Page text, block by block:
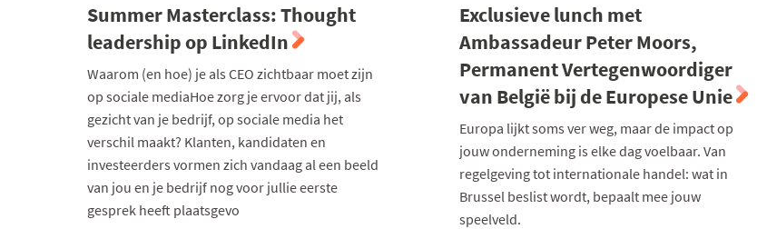
Summer Masterclass: Thought
leadership op LinkedIn
Waarom (en hoe) je als CEO zichtbaar moet zijn
op sociale mediaHoe zorg je ervoor dat jij, als
gezicht van je bedrijf, op sociale media het
verschil maakt? Klanten, kandidaten en
investeerders vormen zich vandaag al een beeld
van jou en je bedrijf nog voor jullie eerste
gesprek heeft plaatsgevo
Exclusieve lunch met
Ambassadeur Peter Moors,
Permanent Vertegenwoordiger
van België bij de Europese Unie
Europa lijkt soms ver weg, maar de impact op
jouw onderneming is elke dag voelbaar. Van
regelgeving tot internationale handel: wat in
Brussel beslist wordt, bepaalt mee jouw
speelveld.